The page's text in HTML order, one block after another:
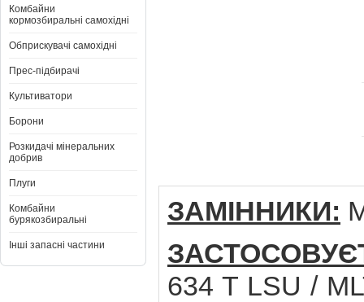
Комбайни
кормозбиральні самохідні
Обприскувачі самохідні
Прес-підбирачі
Культиватори
Борони
Розкидачі мінеральних
добрив
Плуги
Комбайни
бурякозбиральні
Інші запасні частини
ЗАМІННИКИ:
634 T LSU /